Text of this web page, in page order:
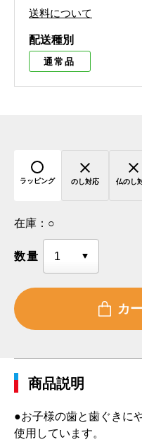
送料について
配送種別
通常品
ラッピング のし対応 仏のし
在庫： ○
数量
商品説明
●お子様の歯と歯ぐきに
使用しています。